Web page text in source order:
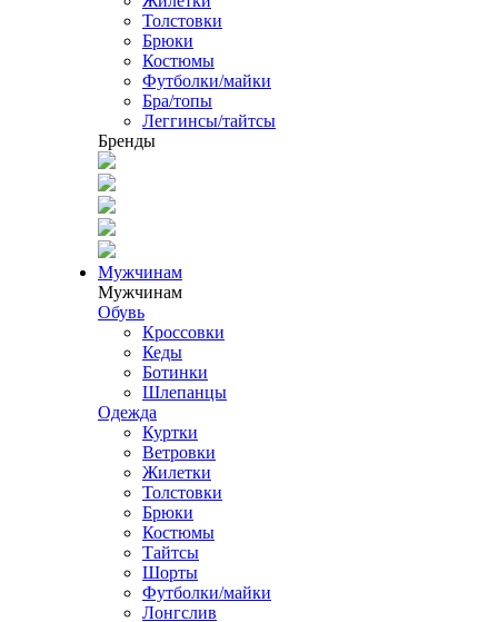
Толстовки
Брюки
Костюмы
Футболки/майки
Бра/топы
Леггинсы/тайтсы
Бренды
Мужчинам
Мужчинам
Обувь
Кроссовки
Кеды
Ботинки
Шлепанцы
Одежда
Куртки
Ветровки
Жилетки
Толстовки
Брюки
Костюмы
Тайтсы
Шорты
Футболки/майки
Лонгслив